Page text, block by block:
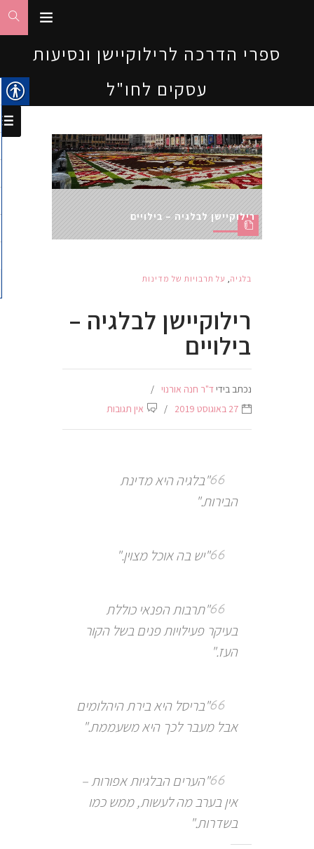
ספרי הדרכה לרילוקיישן ונסיעות
עסקים לחו"ל
רילוקיישן לבלגיה – בילויים
בלגיה, על תרבויות של מדינות
רילוקיישן לבלגיה –
בילויים
נכתב בידיד"ר חנה אורנוי
27 באוגוסט 2019
אין תגובות
"בלגיה היא מדינת
הבירות."
"יש בה אוכל מצוין."
"תרבות הפנאי כוללת
בעיקר פעילויות פנים בשל הקור
העז."
"בריסל היא בירת היהלומים
אבל מעבר לכך היא משעממת."
"הערים הבלגיות אפורות –
אין בערב מה לעשות, ממש כמו
בשדרות."